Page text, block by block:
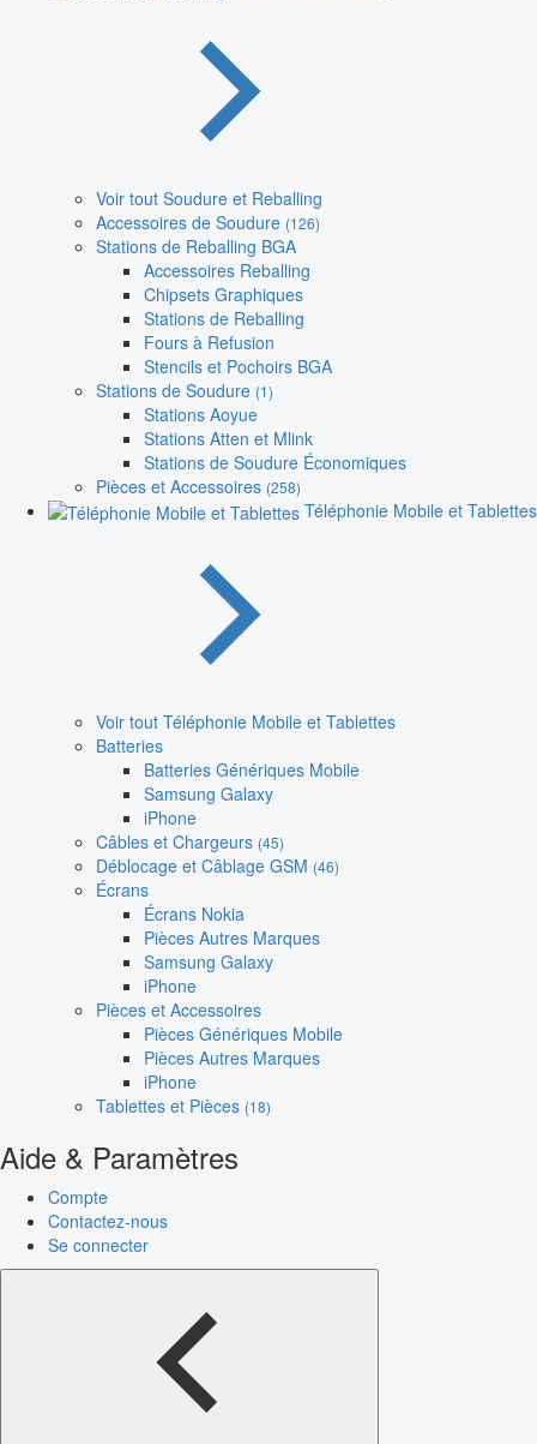
Voir tout Soudure et Reballing
Accessoires de Soudure (126)
Stations de Reballing BGA
Accessoires Reballing
Chipsets Graphiques
Stations de Reballing
Fours à Refusion
Stencils et Pochoirs BGA
Stations de Soudure (1)
Stations Aoyue
Stations Atten et Mlink
Stations de Soudure Économiques
Pièces et Accessoires (258)
Téléphonie Mobile et Tablettes
Voir tout Téléphonie Mobile et Tablettes
Batteries
Batteries Génériques Mobile
Samsung Galaxy
iPhone
Câbles et Chargeurs (45)
Déblocage et Câblage GSM (46)
Écrans
Écrans Nokia
Pièces Autres Marques
Samsung Galaxy
iPhone
Pièces et Accessoires
Pièces Génériques Mobile
Pièces Autres Marques
iPhone
Tablettes et Pièces (18)
Aide & Paramètres
Compte
Contactez-nous
Se connecter